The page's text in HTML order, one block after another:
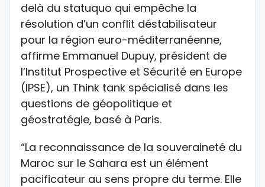
delà du statuquo qui empêche la
résolution d’un conflit déstabilisateur
pour la région euro-méditerranéenne,
affirme Emmanuel Dupuy, président de
l’Institut Prospective et Sécurité en Europe
(IPSE), un Think tank spécialisé dans les
questions de géopolitique et
géostratégie, basé à Paris.
“La reconnaissance de la souveraineté du
Maroc sur le Sahara est un élément
pacificateur au sens propre du terme. Elle